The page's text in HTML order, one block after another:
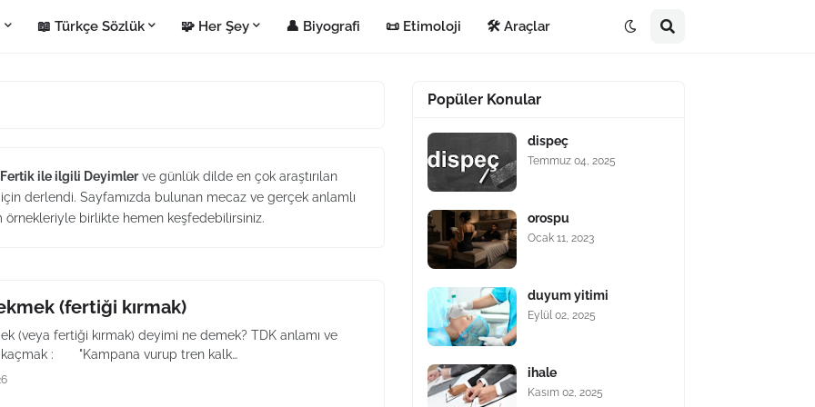
📖 Türkçe Sözlük 🧩 Her Şey 👤 Biyografi 📜 Etimoloji 🛠️ Araçlar
Fertik ile ilgili Deyimlerve günlük dilde en çok araştırılan
derlendi. Sayfamızda bulunan mecaz ve gerçek anlamlı
örnekleriyle birlikte hemen keşfedebilirsiniz.
(fertiği kırmak)
(veya fertiği kırmak) deyimi ne demek? TDK anlamı ve
kaçmak : "Kampana vurup tren kalk…
Popüler Konular
dispeç
Temmuz 04, 2025
orospu
Ocak 11, 2023
duyum yitimi
Eylül 02, 2025
ihale
Kasım 02, 2025